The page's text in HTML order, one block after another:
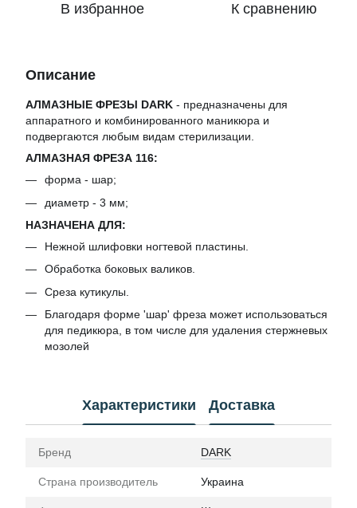
В избранное К сравнению
Описание
АЛМАЗНЫЕ ФРЕЗЫ DARK - предназначены для
аппаратного и комбинированного маникюра и
подвергаются любым видам стерилизации.
АЛМАЗНАЯ ФРЕЗА 116:
форма - шар;
диаметр - 3 мм;
НАЗНАЧЕНА ДЛЯ:
Нежной шлифовки ногтевой пластины.
Обработка боковых валиков.
Среза кутикулы.
Благодаря форме 'шар' фреза может использоваться
для педикюра, в том числе для удаления стержневых
мозолей
Характеристики Доставка
Бренд DARK
Страна производитель Украина